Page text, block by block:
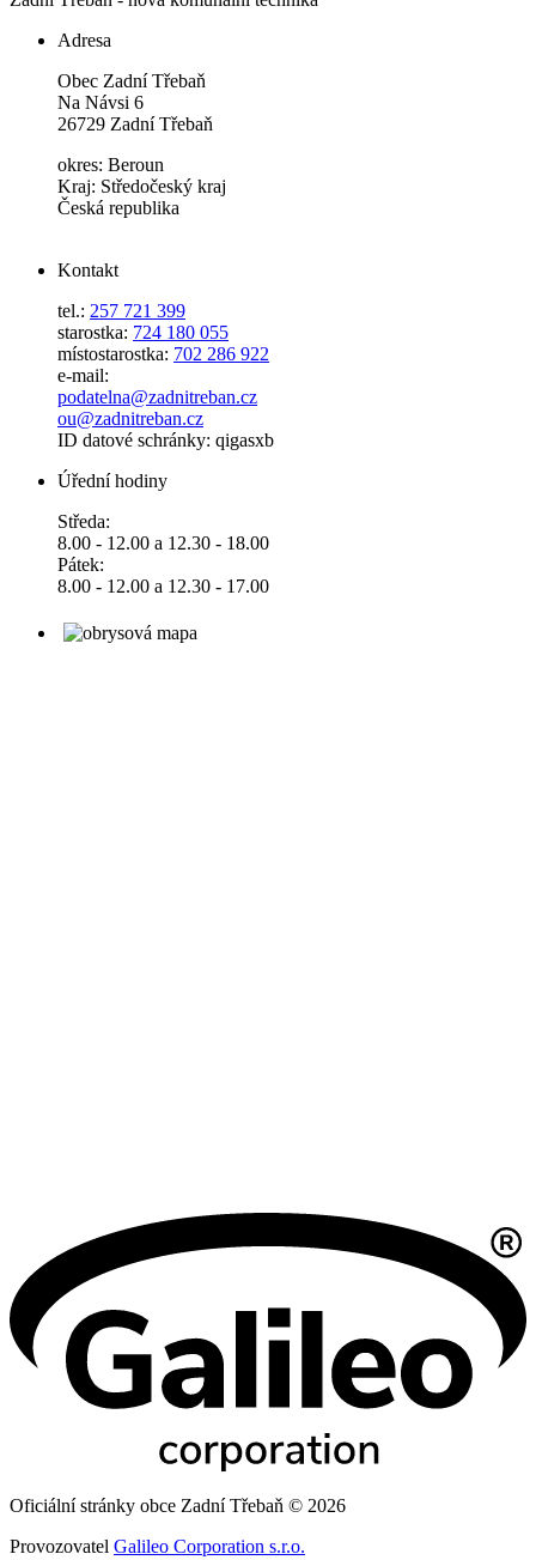
Adresa
Obec Zadní Třebaň
Na Návsi 6
26729 Zadní Třebaň
okres: Beroun
Kraj: Středočeský kraj
Česká republika
Kontakt
tel.: 257 721 399
starostka: 724 180 055
místostarostka: 702 286 922
e-mail:
podatelna@zadnitreban.cz
ou@zadnitreban.cz
ID datové schránky: qigasxb
Úřední hodiny
Středa:
8.00 - 12.00 a 12.30 - 18.00
Pátek:
8.00 - 12.00 a 12.30 - 17.00
Oficiální stránky obce Zadní Třebaň © 2026
Provozovatel Galileo Corporation s.r.o.